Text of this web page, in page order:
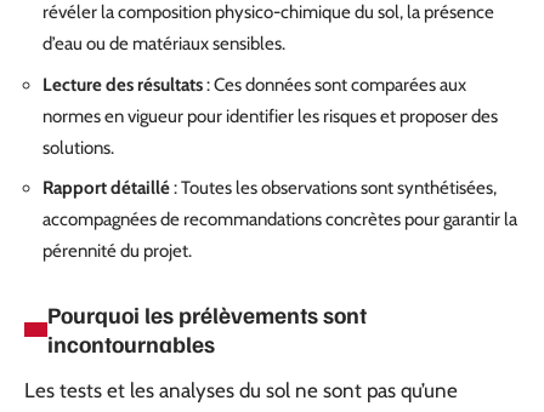
révéler la composition physico-chimique du sol, la présence
d’eau ou de matériaux sensibles.
Lecture des résultats: Ces données sont comparées aux
normes en vigueur pour identifier les risques et proposer des
solutions.
Rapport détaillé: Toutes les observations sont synthétisées,
accompagnées de recommandations concrètes pour garantir la
pérennité du projet.
Pourquoi les prélèvements sont
incontournables
Les tests et les analyses du sol ne sont pas qu’une